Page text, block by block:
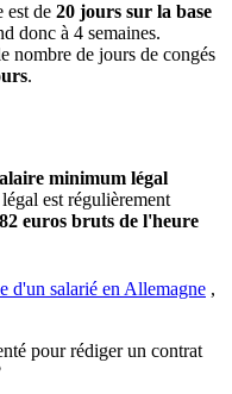
est de 20 jours sur la base
donc à 4 semaines.
nombre de jours de congés
.
minimum légal
est régulièrement
euros bruts de l'heure
d'un salarié en Allemagne ,
pour rédiger un contrat